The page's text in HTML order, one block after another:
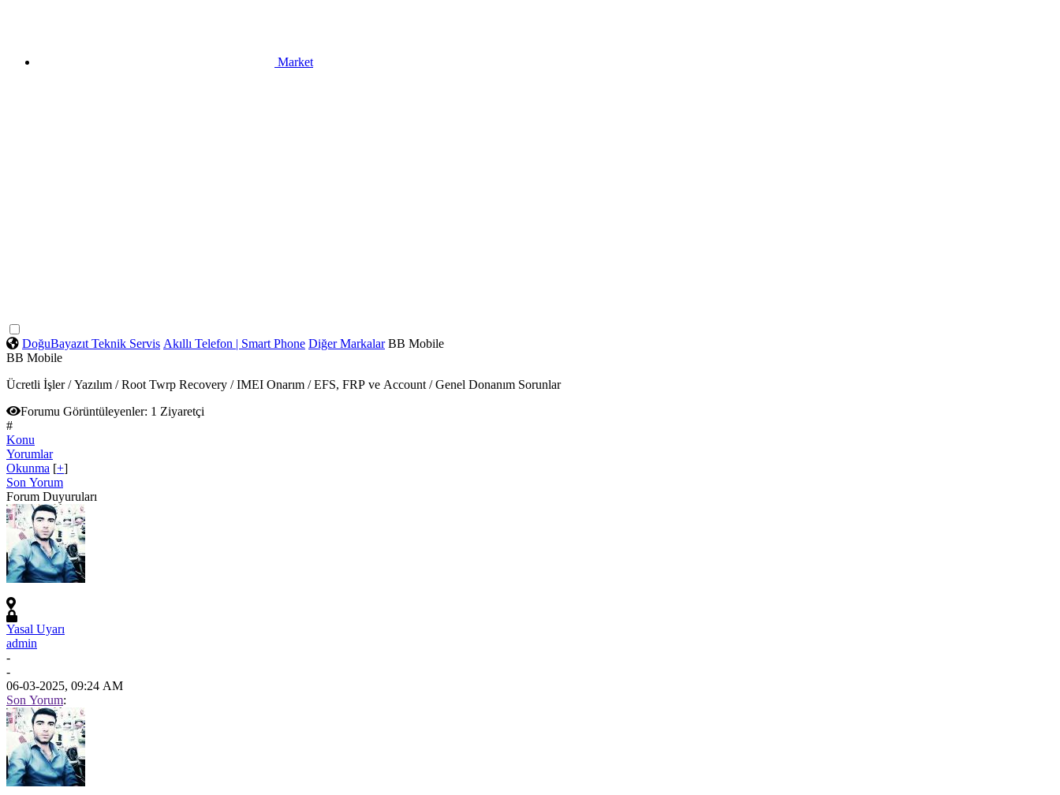
Market
DoğuBayazıt Teknik Servis Akıllı Telefon | Smart Phone Diğer Markalar BB Mobile
BB Mobile
Ücretli İşler / Yazılım / Root Twrp Recovery / IMEI Onarım / EFS, FRP ve Account / Genel Donanım Sorunlar
Forumu Görüntüleyenler: 1 Ziyaretçi
#
Konu
Yorumlar
Okunma [+]
Son Yorum
Forum Duyuruları
Yasal Uyarı
admin
-
-
06-03-2025, 09:24 AM
Son Yorum: